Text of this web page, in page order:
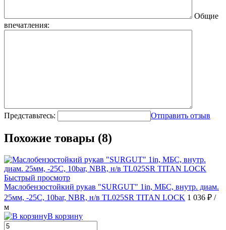
Общие
впечатления:
Представьтесь: Отправить отзыв
Похожие товары (8)
Быстрый просмотр
Маслобензостойкий рукав "SURGUT" 1in, МБС, внутр. диам.
25мм, -25C, 10bar, NBR, н/в TL025SR TITAN LOCK 1 036 ₽ /
м
В корзину